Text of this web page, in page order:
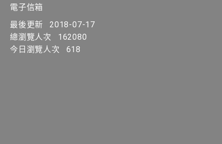
電子信箱
最後更新
2018-07-17
總瀏覽人次
162080
今日瀏覽人次
618